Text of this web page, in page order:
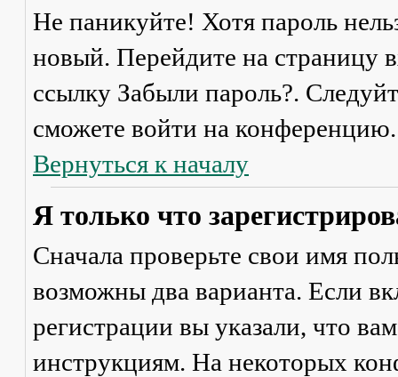
Не паникуйте! Хотя пароль
новый. Перейдите на страницу
ссылку Забыли пароль?.
сможете войти на конференцию.
Вернуться к началу
Я только что
Сначала проверьте свои имя
возможны два варианта. Если
регистрации вы указали, что
инструкциям. На некоторых